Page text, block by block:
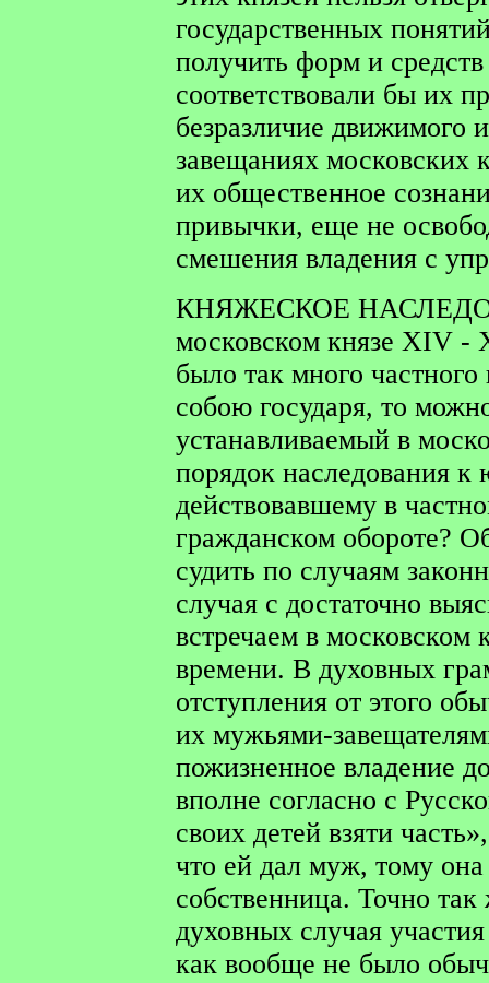
государственных
получить форм и
соответствовали бы их
безразличие движимого
завещаниях московских
их общественное
привычки, еще не
смешения владения с
КНЯЖЕСКОЕ
московском князе XIV -
было так много
собою государя, то
устанавливаемый в
порядок наследования
действовавшему в
гражданском обороте?
судить по случаям
случая с достаточно
встречаем в московском
времени. В духовных
отступления от этого
их мужьями-
пожизненное владение
вполне согласно с
своих детей взяти
что ей дал муж, тому
собственница. Точно
духовных случая
как вообще не было